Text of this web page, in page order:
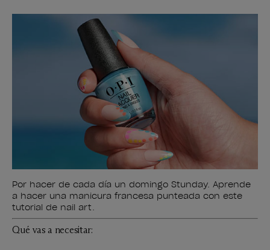
Por hacer de cada día un domingo Stunday. Aprende
a hacer una manicura francesa punteada con este
tutorial de nail art.
Qué vas a necesitar: